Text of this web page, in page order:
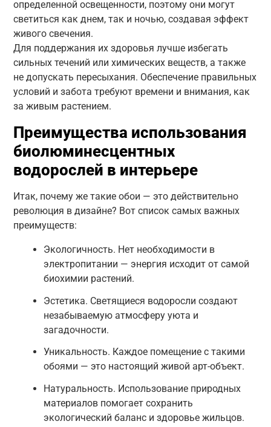
определенной освещенности, поэтому они могут
светиться как днем, так и ночью, создавая эффект
живого свечения.
Для поддержания их здоровья лучше избегать
сильных течений или химических веществ, а также
не допускать пересыхания. Обеспечение правильных
условий и забота требуют времени и внимания, как
за живым растением.
Преимущества использования
биолюминесцентных
водорослей в интерьере
Итак, почему же такие обои — это действительно
революция в дизайне? Вот список самых важных
преимуществ:
Экологичность. Нет необходимости в
электропитании — энергия исходит от самой
биохимии растений.
Эстетика. Светящиеся водоросли создают
незабываемую атмосферу уюта и
загадочности.
Уникальность. Каждое помещение с такими
обоями — это настоящий живой арт-объект.
Натуральность. Использование природных
материалов помогает сохранить
экологический баланс и здоровье жильцов.